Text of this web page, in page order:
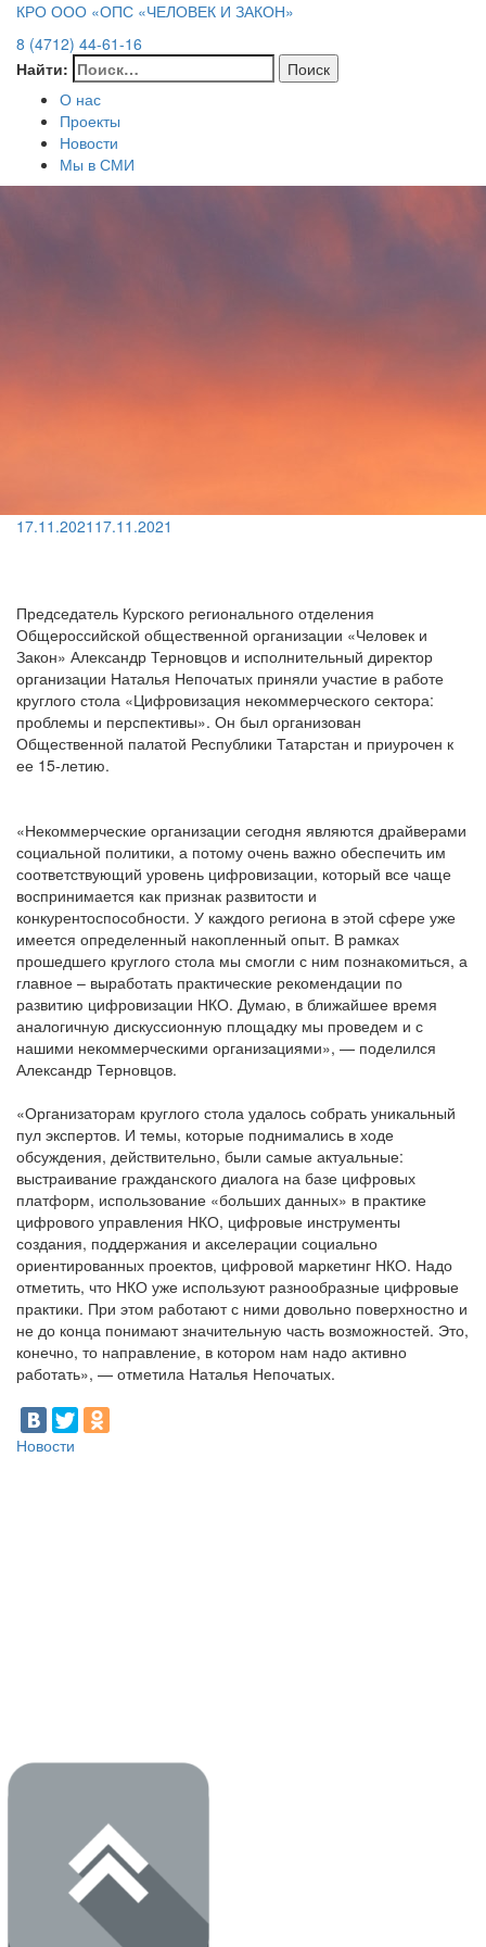
КРО ООО «ОПС «ЧЕЛОВЕК И ЗАКОН»
8 (4712) 44-61-16
Найти:
О нас
Проекты
Новости
Мы в СМИ
17.11.2021 17.11.2021
Председатель Курского регионального отделения
Общероссийской общественной организации «Человек и
Закон» Александр Терновцов и исполнительный директор
организации Наталья Непочатых приняли участие в работе
круглого стола «Цифровизация некоммерческого сектора:
проблемы и перспективы». Он был организован
Общественной палатой Республики Татарстан и приурочен к
ее 15-летию.
«Некоммерческие организации сегодня являются драйверами
социальной политики, а потому очень важно обеспечить им
соответствующий уровень цифровизации, который все чаще
воспринимается как признак развитости и
конкурентоспособности. У каждого региона в этой сфере уже
имеется определенный накопленный опыт. В рамках
прошедшего круглого стола мы смогли с ним познакомиться, а
главное – выработать практические рекомендации по
развитию цифровизации НКО. Думаю, в ближайшее время
аналогичную дискуссионную площадку мы проведем и с
нашими некоммерческими организациями», — поделился
Александр Терновцов.
«Организаторам круглого стола удалось собрать уникальный
пул экспертов. И темы, которые поднимались в ходе
обсуждения, действительно, были самые актуальные:
выстраивание гражданского диалога на базе цифровых
платформ, использование «больших данных» в практике
цифрового управления НКО, цифровые инструменты
создания, поддержания и акселерации социально
ориентированных проектов, цифровой маркетинг НКО. Надо
отметить, что НКО уже используют разнообразные цифровые
практики. При этом работают с ними довольно поверхностно и
не до конца понимают значительную часть возможностей. Это,
конечно, то направление, в котором нам надо активно
работать», — отметила Наталья Непочатых.
Новости